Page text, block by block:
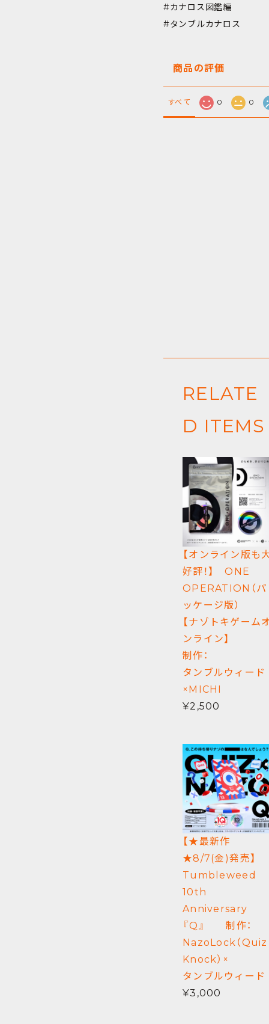
#カナロス図鑑編
#タンブルカナロス
商品の評価
すべて 0 0
RELATE
D ITEMS
【オンライン版も
好評！】 ONE
OPERATION（パ
ッケージ版）
【ナゾトキゲーム
ンライン】
制作：
タンブルウィード
×MICHI
¥2,500
【★最新作
★8/7(金)発売】
Tumbleweed
10th
Anniversary
『Q』 制作：
NazoLock（Quiz
Knock）×
タンブルウィード
¥3,000